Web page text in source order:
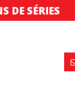
DE SÉRIES